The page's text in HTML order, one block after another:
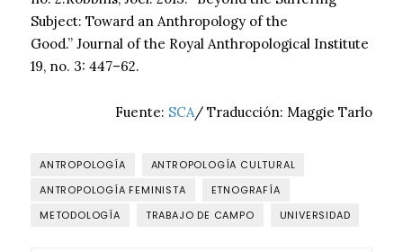
Subject: Toward an Anthropology of the
Good.” Journal of the Royal Anthropological Institute
19, no. 3: 447–62.
Fuente: SCA/ Traducción: Maggie Tarlo
ANTROPOLOGÍA
ANTROPOLOGÍA CULTURAL
ANTROPOLOGÍA FEMINISTA
ETNOGRAFÍA
METODOLOGÍA
TRABAJO DE CAMPO UNIVERSIDAD